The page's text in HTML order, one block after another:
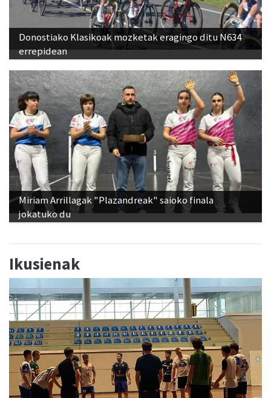
Donostiako Klasikoak mozketak eragingo ditu N634
errepidean
Miriam Arrillagak "Plazandreak" saioko finala
jokatuko du
Ikusienak